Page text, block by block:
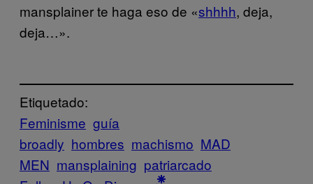
mansplainer te haga eso de «shhhh, deja,
deja…».
Etiquetado:
Feminisme guía
broadly hombres machismo MAD
MEN mansplaining patriarcado